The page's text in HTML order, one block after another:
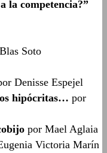
la competencia?”
Soto
Denisse Espejel
hipócritas… por
por Mael Aglaia
Victoria Marín